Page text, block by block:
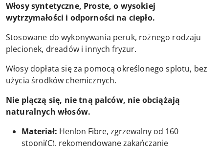
Włosy syntetyczne, Proste, o wysokiej
wytrzymałości i odporności na ciepło.
Stosowane do wykonywania peruk, rożnego rodzaju
plecionek, dreadów i innych fryzur.
Włosy dopłata się za pomocą określonego splotu, bez
użycia środków chemicznych.
Nie plączą się, nie tną palców, nie obciążają
naturalnych włosów.
Materiał: Henlon Fibre, zgrzewalny od 160
stopni(C), rekomendowane zakańczanie